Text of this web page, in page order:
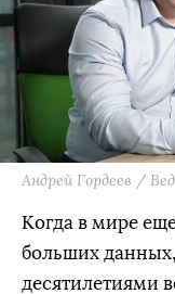
Андрей Гордеев /
Когда в мире
больших
десятилетиями